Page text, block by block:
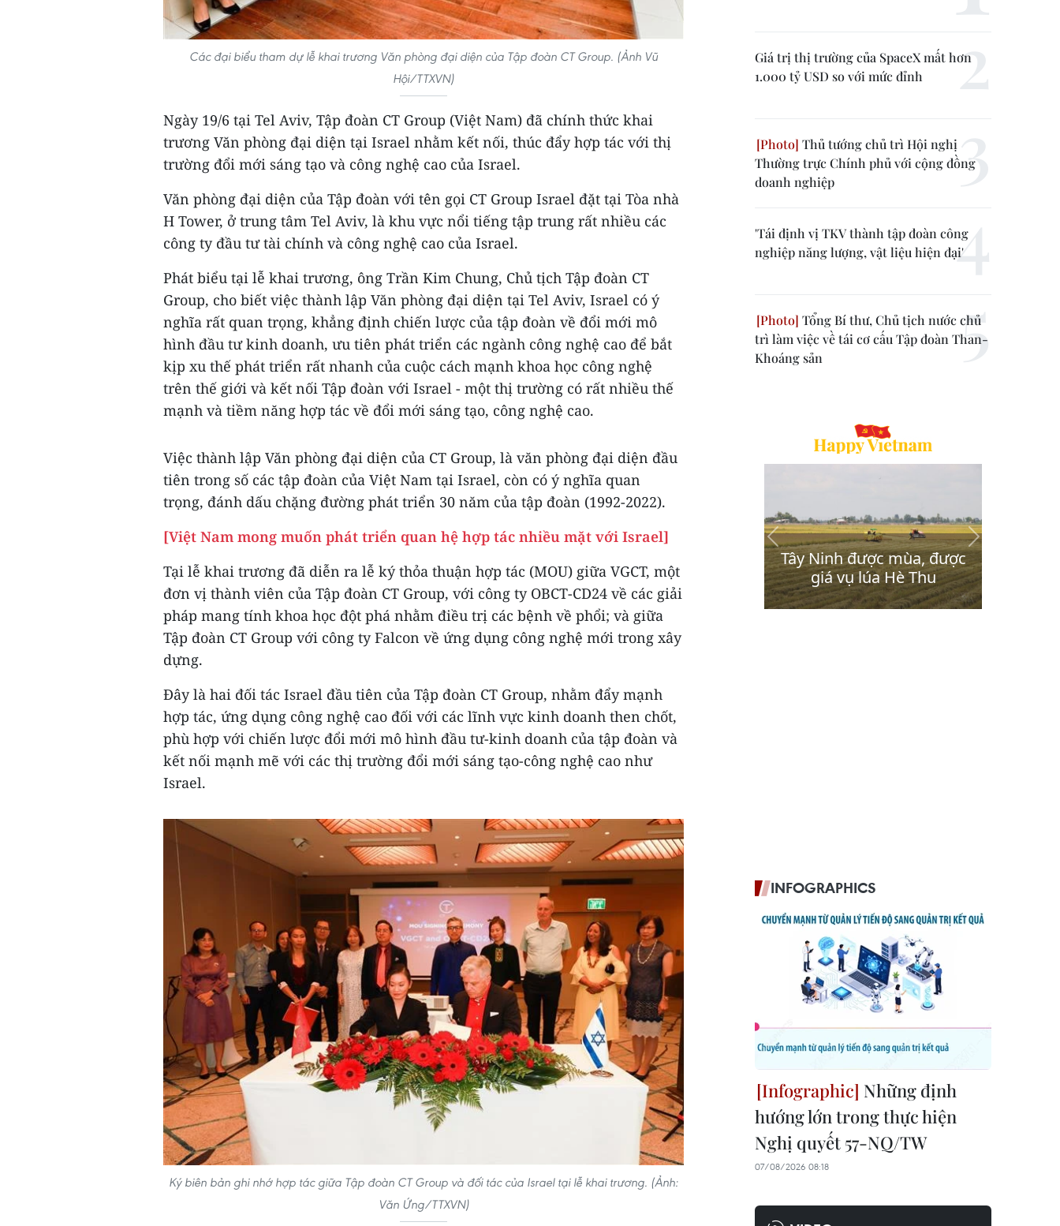
Các đại biểu tham dự lễ khai trương Văn phòng đại diện của Tập đoàn CT Group. (Ảnh Vũ
Hội/TTXVN)
Ngày 19/6 tại Tel Aviv, Tập đoàn CT Group (Việt Nam) đã chính thức khai
trương Văn phòng đại diện tại Israel nhằm kết nối, thúc đẩy hợp tác với thị
trường đổi mới sáng tạo và công nghệ cao của Israel.
Văn phòng đại diện của Tập đoàn với tên gọi CT Group Israel đặt tại Tòa nhà
H Tower, ở trung tâm Tel Aviv, là khu vực nổi tiếng tập trung rất nhiều các
công ty đầu tư tài chính và công nghệ cao của Israel.
Phát biểu tại lễ khai trương, ông Trần Kim Chung, Chủ tịch Tập đoàn CT
Group, cho biết việc thành lập Văn phòng đại diện tại Tel Aviv, Israel có ý
nghĩa rất quan trọng, khẳng định chiến lược của tập đoàn về đổi mới mô
hình đầu tư kinh doanh, ưu tiên phát triển các ngành công nghệ cao để bắt
kịp xu thế phát triển rất nhanh của cuộc cách mạnh khoa học công nghệ
trên thế giới và kết nối Tập đoàn với Israel - một thị trường có rất nhiều thế
mạnh và tiềm năng hợp tác về đổi mới sáng tạo, công nghệ cao.
Việc thành lập Văn phòng đại diện của CT Group, là văn phòng đại diện đầu
tiên trong số các tập đoàn của Việt Nam tại Israel, còn có ý nghĩa quan
trọng, đánh dấu chặng đường phát triển 30 năm của tập đoàn (1992-2022).
[Việt Nam mong muốn phát triển quan hệ hợp tác nhiều mặt với Israel]
Tại lễ khai trương đã diễn ra lễ ký thỏa thuận hợp tác (MOU) giữa VGCT, một
đơn vị thành viên của Tập đoàn CT Group, với công ty OBCT-CD24 về các giải
pháp mang tính khoa học đột phá nhằm điều trị các bệnh về phổi; và giữa
Tập đoàn CT Group với công ty Falcon về ứng dụng công nghệ mới trong xây
dựng.
Đây là hai đối tác Israel đầu tiên của Tập đoàn CT Group, nhằm đẩy mạnh
hợp tác, ứng dụng công nghệ cao đối với các lĩnh vực kinh doanh then chốt,
phù hợp với chiến lược đổi mới mô hình đầu tư-kinh doanh của tập đoàn và
kết nối mạnh mẽ với các thị trường đổi mới sáng tạo-công nghệ cao như
Israel.
Ký biên bản ghi nhớ hợp tác giữa Tập đoàn CT Group và đối tác của Israel tại lễ khai trương. (Ảnh:
Văn Ứng/TTXVN)
Giá trị thị trường của SpaceX mất hơn
1.000 tỷ USD so với mức đỉnh
Thủ tướng chủ trì Hội nghị
Thường trực Chính phủ với cộng đồng
doanh nghiệp
'Tái định vị TKV thành tập đoàn công
nghiệp năng lượng, vật liệu hiện đại'
Tổng Bí thư, Chủ tịch nước chủ
trì làm việc về tái cơ cấu Tập đoàn Than-
Khoáng sản
INFOGRAPHICS
Những định
hướng lớn trong thực hiện
Nghị quyết 57-NQ/TW
07/08/2026 08:18